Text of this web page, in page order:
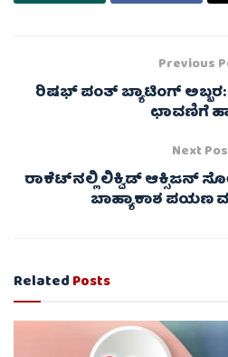
Previous
ರಿಷಭ್ ಪಂತ್ ಬ್ಯಾಟಿಂಗ್
ಛಾವಣಿಗೆ
Next
ರಾಕೆಟ್‌ನಲ್ಲಿ ಲಿಕ್ವಿಡ್ ಆಕ್ಸಿಜನ್
ಬಾಹ್ಯಾಕಾಶ ಪಯಣ
RelatedPosts